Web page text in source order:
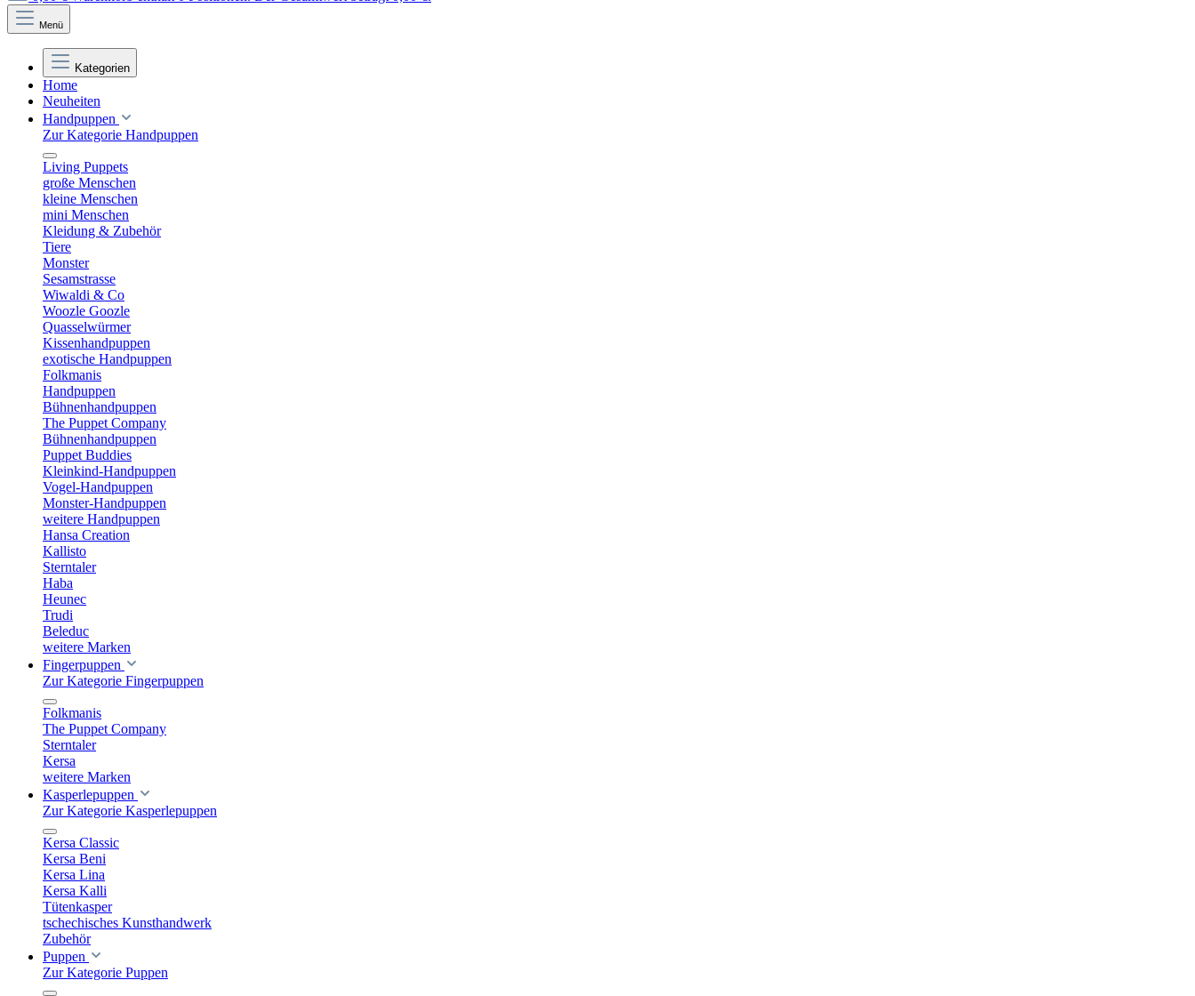
Menü
Kategorien
Home
Neuheiten
Handpuppen
Zur Kategorie Handpuppen
Living Puppets
große Menschen
kleine Menschen
mini Menschen
Kleidung & Zubehör
Tiere
Monster
Sesamstrasse
Wiwaldi & Co
Woozle Goozle
Quasselwürmer
Kissenhandpuppen
exotische Handpuppen
Folkmanis
Handpuppen
Bühnenhandpuppen
The Puppet Company
Bühnenhandpuppen
Puppet Buddies
Kleinkind-Handpuppen
Vogel-Handpuppen
Monster-Handpuppen
weitere Handpuppen
Hansa Creation
Kallisto
Sterntaler
Haba
Heunec
Trudi
Beleduc
weitere Marken
Fingerpuppen
Zur Kategorie Fingerpuppen
Folkmanis
The Puppet Company
Sterntaler
Kersa
weitere Marken
Kasperlepuppen
Zur Kategorie Kasperlepuppen
Kersa Classic
Kersa Beni
Kersa Lina
Kersa Kalli
Tütenkasper
tschechisches Kunsthandwerk
Zubehör
Puppen
Zur Kategorie Puppen